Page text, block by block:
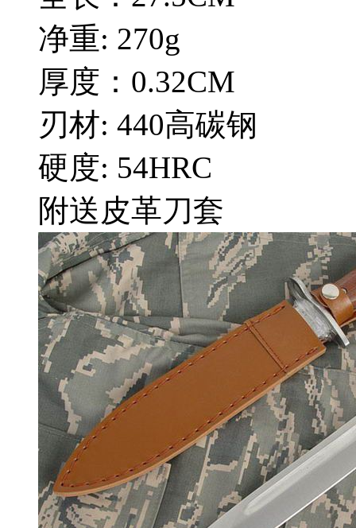
净重: 270g
厚度：0.32CM
刃材: 440高碳钢
硬度: 54HRC
附送皮革刀套